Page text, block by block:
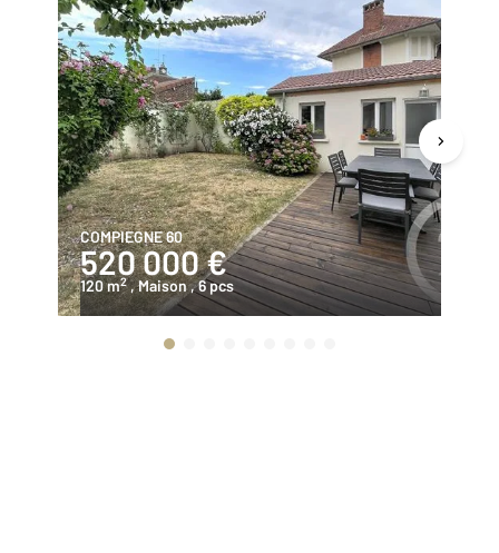
COMPIEGNE 60
520 000 €
120 m2 , Maison, 6 pcs